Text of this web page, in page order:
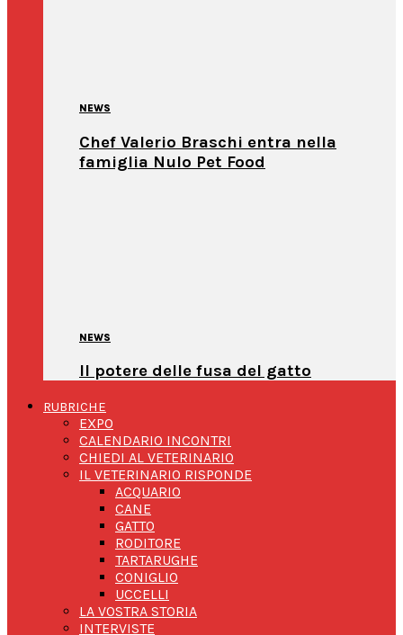
NEWS
Chef Valerio Braschi entra nella
famiglia Nulo Pet Food
NEWS
Il potere delle fusa del gatto
RUBRICHE
EXPO
CALENDARIO INCONTRI
CHIEDI AL VETERINARIO
IL VETERINARIO RISPONDE
ACQUARIO
CANE
GATTO
RODITORE
TARTARUGHE
CONIGLIO
UCCELLI
LA VOSTRA STORIA
INTERVISTE